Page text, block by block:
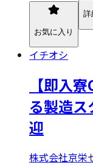
お気に入り
詳
イチオシ
【即入
る製造
迎
株式会社京栄